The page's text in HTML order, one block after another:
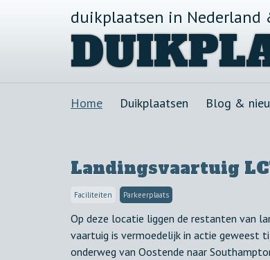
duikplaatsen in Nederland
Home Duikplaatsen Blog &
Landingsvaartuig
Faciliteiten Parkeerplaats
Op deze locatie liggen de restanten van
vaartuig is vermoedelijk in actie geweest
onderweg van Oostende naar